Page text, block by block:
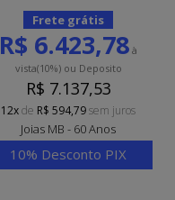
Frete grátis
R$ 6.423,78 à
vista(10%)ou Deposito
R$ 7.137,53
12xde R$ 594,79sem juros
Joias MB - 60 Anos
10% Desconto PIX